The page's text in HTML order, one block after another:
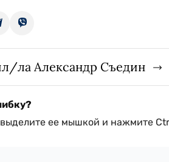
ла Александр Съедин
ее мышкой и нажмите